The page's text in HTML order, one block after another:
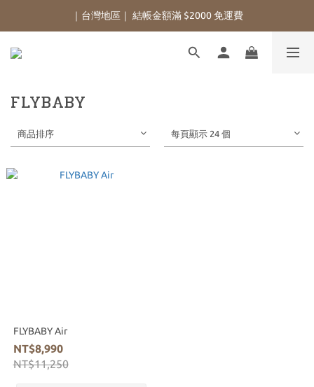
｜台灣地區｜ 結帳金額滿 $2000 免運費
FLYBABY
商品排序 每頁顯示 24 個
FLYBABY Air
NT$8,990
NT$11,250